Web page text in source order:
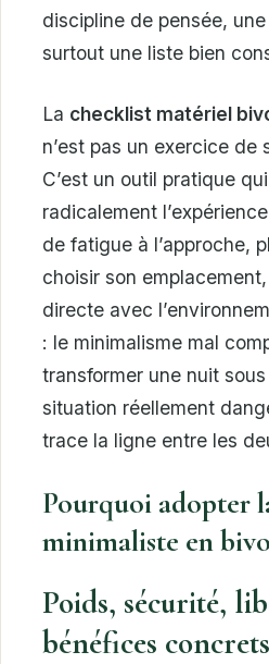
discipline de pensée,
surtout une liste bien
La checklist matériel
n’est pas un exercice de
C’est un outil pratique
radicalement
de fatigue à l’approche,
choisir son
directe avec
: le minimalisme mal
transformer une nuit
situation réellement
trace la ligne entre les
Pourquoi adopter
minimaliste en
Poids, sécurité,
bénéfices concrets